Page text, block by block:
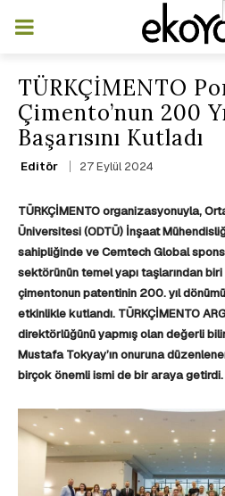
TÜRKÇİMENTO
Çimento’nun 200
Başarısını Kutladı
Editör 27 Eylül 2024
TÜRKÇİMENTO organizasyonuyla,
Üniversitesi (ODTÜ) İnşaat
sahipliğinde ve Cemtech Global
sektörünün temel yapı taşlarından
çimentonun patentinin 200. yıl
etkinlikle kutlandı. TÜRKÇİMENTO
direktörlüğünü yapmış olan değerli
Mustafa Tokyay’ın onuruna
birçok önemli ismi de bir araya getirdi.